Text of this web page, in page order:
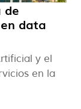
de
data
y el
en la